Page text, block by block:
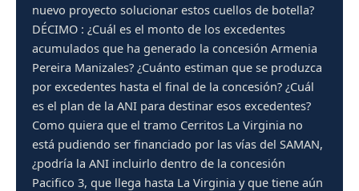
nuevo proyecto solucionar estos cuellos de botella?
DÉCIMO : ¿Cuál es el monto de los excedentes
acumulados que ha generado la concesión Armenia
Pereira Manizales? ¿Cuánto estiman que se produzca
por excedentes hasta el final de la concesión? ¿Cuál
es el plan de la ANI para destinar esos excedentes?
Como quiera que el tramo Cerritos La Virginia no
está pudiendo ser financiado por las vías del SAMAN,
¿podría la ANI incluirlo dentro de la concesión
Pacifico 3, que llega hasta La Virginia y que tiene aún